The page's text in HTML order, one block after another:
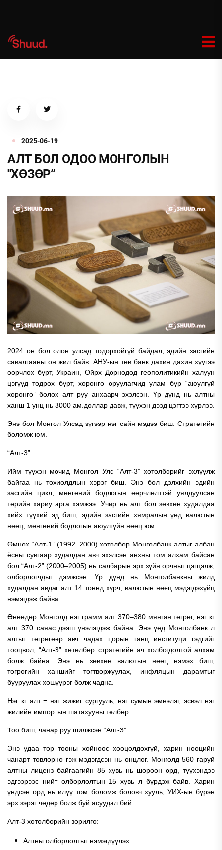
2025-06-19
АЛТ БОЛ ОДОО МОНГОЛЫН
''ХӨЗӨР”
2024 он бол олон улсад тодорхойгүй байдал, эдийн засгийн
савалгааны он жил байв. АНУ-ын төв банк дахин дахин хүүгээ
өөрчлөх бүрт, Украин, Ойрх Дорнодод геополитикийн халуун
цэгүүд тодрох бүрт, хөрөнгө оруулагчид улам бүр “аюулгүй
хөрөнгө” болох алт руу анхаарч эхэлсэн. Үр дүнд нь алтны
ханш 1 унц нь 3000 ам.доллар давж, түүхэн дээд цэгтээ хүрлээ.
Энэ бол Монгол Улсад зүгээр нэг сайн мэдээ биш. Стратегийн
боломж юм.
“Алт-3”
Ийм түүхэн мөчид Монгол Улс “Алт-3” хөтөлбөрийг эхлүүлж
байгаа нь тохиолдлын хэрэг биш. Энэ бол дэлхийн эдийн
засгийн цикл, мөнгөний бодлогын өөрчлөлттэй уялдуулсан
төрийн хариу арга хэмжээ. Учир нь алт бол зөвхөн худалдаа
хийх түүхий эд биш, эдийн засгийн хямралын үед валютын
нөөц, мөнгөний бодлогын аюулгүйн нөөц юм.
Өмнөх “Алт-1” (1992–2000) хөтөлбөр Монголбанк алтыг албан
ёсны сувгаар худалдан авч эхэлсэн анхны том алхам байсан
бол “Алт-2” (2000–2005) нь салбарын эрх зүйн орчныг цэгцэлж,
олборлогчдыг дэмжсэн. Үр дүнд нь Монголбанкны жилд
худалдан авдаг алт 14 тоннд хүрч, валютын нөөц мэдэгдэхүйц
нэмэгдэж байва.
Өнөөдөр Монголд нэг грамм алт 370–380 мянган төгрөг, нэг кг
алт 370 саяас дээш үнэлэгдэж байна. Энэ үед Монголбанк л
алтыг төгрөгөөр авч чадах цорын ганц институци гэдгийг
тооцвол, “Алт-3” хөтөлбөр стратегийн ач холбогдолтой алхам
болж байна. Энэ нь зөвхөн валютын нөөц нэмэх биш,
төгрөгийн ханшийг тогтворжуулах, инфляцын дарамтыг
бууруулах хөшүүрэг болж чадна.
Нэг кг алт = нэг жижиг сургууль, нэг сумын эмнэлэг, эсвэл нэг
жилийн импортын шатахууны төлбөр.
Тоо биш, чанар руу шилжсэн “Алт-3”
Энэ удаа төр тооны хойноос хөөцөлдөхгүй, харин нөөцийн
чанарт төвлөрнө гэж мэдэгдсэн нь онцлог. Монголд 560 гаруй
алтны лиценз байгаагийн 85 хувь нь шороон орд, түүхэндээ
эдгээрээс нийт олборлолтын 15 хувь л бүрдэж байв. Харин
үндсэн орд нь илүү том боломж боловч хууль, УИХ-ын бүрэн
эрх зэрэг чөдөр болж буй асуудал бий.
Алт-3 хөтөлбөрийн зорилго:
Алтны олборлолтыг нэмэгдүүлэх